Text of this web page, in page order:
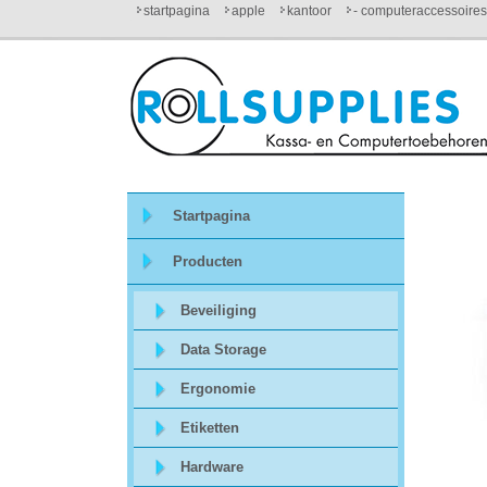
startpagina apple kantoor - computeraccessoires
Startpagina
winkelmandje
Startpagina
Producten
Beveiliging
Data Storage
Ergonomie
Etiketten
Hardware